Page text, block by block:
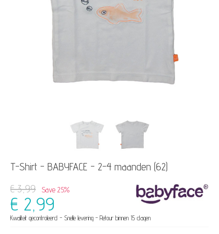
T-Shirt - BABYFACE - 2-4 maanden (62)
€ 3,99 Save 25%
€ 2,99
Kwaliteit gecontroleerd - Snelle levering - Retour binnen 15 dagen